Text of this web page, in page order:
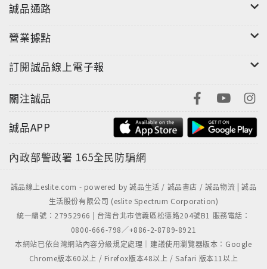
3★Janelle, Mimi & Michael Mimi是一位家庭主婦，
她的丈夫Michael是一位電腦工程師。他們已經結婚多
年，原本希望能夠自然懷孕，但是卻一直無法如願，於
是他們嘗試人工受孕，成功地有了第一個孩子
子，但是後來幾次的人工受孕一直不成功，醫師也勸他
們放棄，因此他們希望能夠用領養的方式，來達成他們
的願望。Janelle準備要讀大學，卻意外懷了前男友的
孩子，但是現階段的她，並沒有能力撫養，為了孩子的
未來，她決定透過領養機構將孩子送養，在領養機構的
Michael領養。接近分娩的那段時間，Janelle的心情越
來越沮喪，畢竟是自己的孩子，一出生卻要立刻被領養
人帶走，這讓她非常難過。孩子出生了，是個健康的男
孩，他們將他取名叫做「Owen」，在簽署同意領養文
件時，Janelle不斷哭泣，但她還是做出了對孩子最好
的決定。
誠品通路
營業據點
訂閱誠品線上電子報
關注誠品
誠品APP
內政部警政署 165全民防騙網
誠品線上eslite.com - powered by 誠品生活 / 誠品書店 / 誠品物流 | 誠品
生活股份有限公司 (eslite Spectrum Corporation)
統一編號：27952966 | 台灣台北市信義區松德路204號B1 服務電話：
0800-666-798／+886-2-8789-8921
本網站已依台灣網站內容分級規定處理｜建議使用瀏覽器版本：Google
Chrome版本60以上 / Firefox版本48以上 / Safari 版本11以上